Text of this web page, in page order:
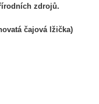
zdrojů.
čajová lžička)